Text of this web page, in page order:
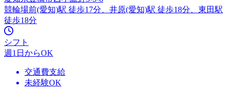
競輪場前(愛知)駅 徒歩17分、井原(愛知)駅 徒歩18分、東田駅
徒歩18分
シフト
週1日からOK
交通費支給
未経験OK